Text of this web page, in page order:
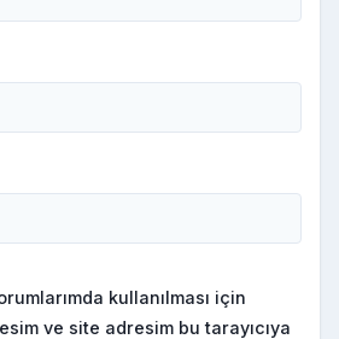
kullanılması için
ve site adresim bu tarayıcıya